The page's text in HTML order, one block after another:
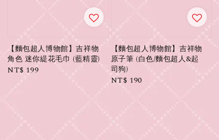
【麵包超人博物館】吉祥物
角色 迷你緹花毛巾 (藍精靈)
Regular
NT$ 199
【麵包超人博物館】吉祥物
原子筆 (白色/麵包超人&起
司狗)
Regular
NT$ 190